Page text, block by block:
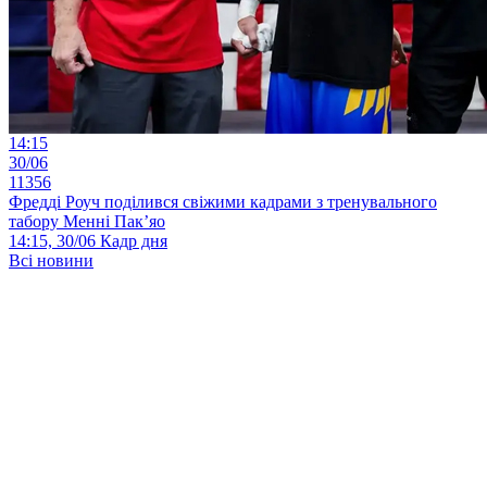
14:15
30/06
11356
Фредді Роуч поділився свіжими кадрами з тренувального
табору Менні Пак’яо
14:15, 30/06 Кадр дня
Всі новини